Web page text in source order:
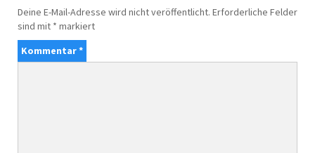
Deine E-Mail-Adresse wird nicht veröffentlicht. Erforderliche Felder
sind mit * markiert
Kommentar*